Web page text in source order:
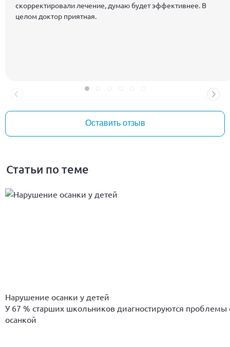
скорректировали лечение, думаю будет эффективнее. В
целом доктор приятная.
Оставить отзыв
Статьи по теме
Нарушение осанки у детей
У 67 % старших школьников диагностируются проблемы
осанкой